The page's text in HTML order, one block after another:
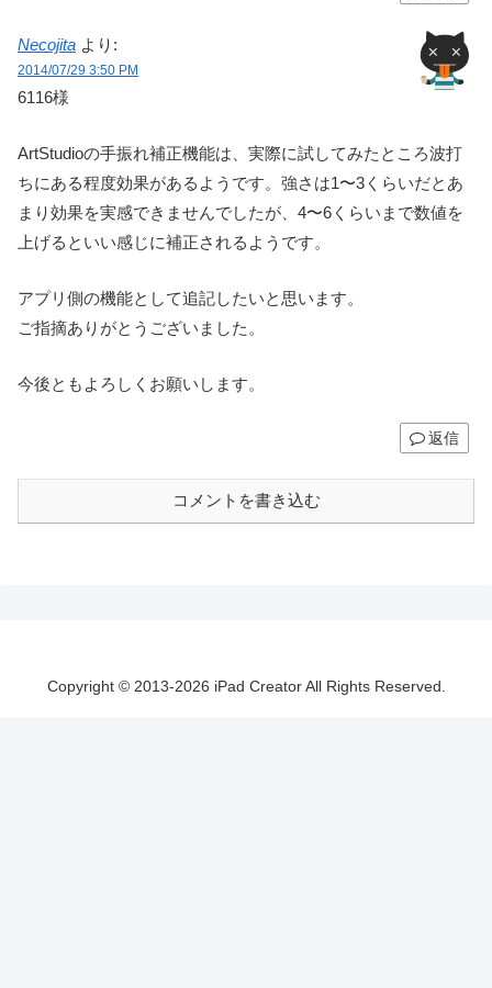
Necojita より:
2014/07/29 3:50 PM
6116様
ArtStudioの手振れ補正機能は、実際に試してみたところ波打
ちにある程度効果があるようです。強さは1〜3くらいだとあ
まり効果を実感できませんでしたが、4〜6くらいまで数値を
上げるといい感じに補正されるようです。
アプリ側の機能として追記したいと思います。
ご指摘ありがとうございました。
今後ともよろしくお願いします。
返信
コメントを書き込む
Copyright © 2013-2026 iPad Creator All Rights Reserved.